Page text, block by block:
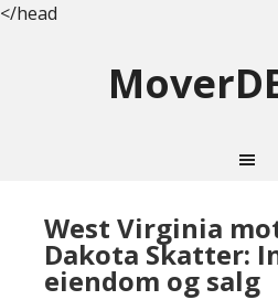
</head
West Virginia
Dakota Skatter:
eiendom og salg